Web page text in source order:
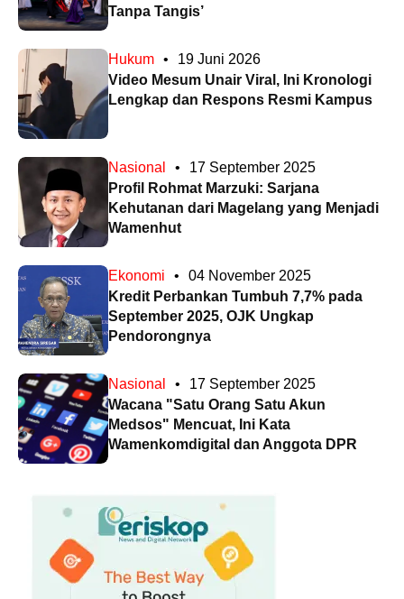
Tanpa Tangis’
Hukum •
19 Juni 2026
Video Mesum Unair Viral, Ini Kronologi
Lengkap dan Respons Resmi Kampus
Nasional •
17 September 2025
Profil Rohmat Marzuki: Sarjana
Kehutanan dari Magelang yang Menjadi
Wamenhut
Ekonomi •
04 November 2025
Kredit Perbankan Tumbuh 7,7% pada
September 2025, OJK Ungkap
Pendorongnya
Nasional •
17 September 2025
Wacana "Satu Orang Satu Akun
Medsos" Mencuat, Ini Kata
Wamenkomdigital dan Anggota DPR